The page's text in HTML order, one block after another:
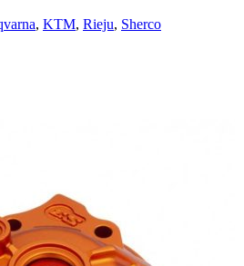
, KTM, Rieju, Sherco